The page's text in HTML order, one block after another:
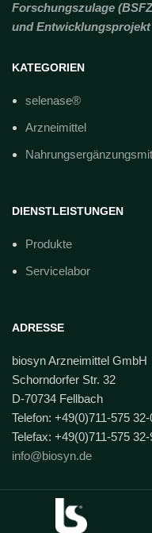
Forschungszulage
und Entwicklungsprojekt
KATEGORIEN
selenase®
Arzneimittel
DIENSTLEISTUNGEN
Produkte
Servicelabor
ADRESSE
biosyn Arzneimittel GmbH
Schorndorfer Str. 32
D-70734 Fellbach
Telefon: +49(0)711-575 32-
Telefax: +49(0)711-575 32-
info@biosyn.de